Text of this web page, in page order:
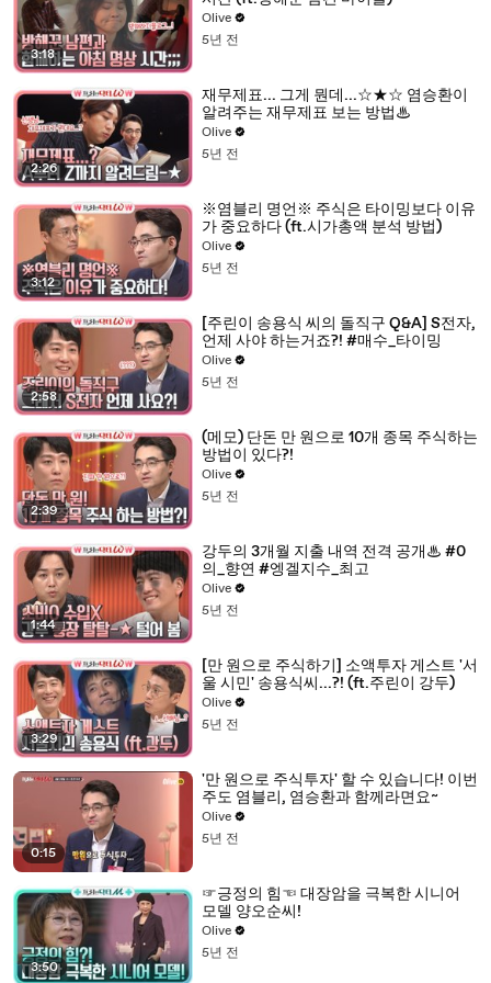
3:18
Olive
5년 전
2:26
재무제표... 그게 뭔데...☆★☆ 염승환이
알려주는 재무제표 보는 방법♨
Olive
5년 전
3:12
※염블리 명언※ 주식은 타이밍보다 이유
가 중요하다 (ft.시가총액 분석 방법)
Olive
5년 전
2:58
[주린이 송용식 씨의 돌직구 Q&A] S전자,
언제 사야 하는거죠?! #매수_타이밍
Olive
5년 전
2:39
(메모) 단돈 만 원으로 10개 종목 주식하는
방법이 있다?!
Olive
5년 전
1:44
강두의 3개월 지출 내역 전격 공개♨ #0
의_향연 #엥겔지수_최고
Olive
5년 전
3:29
[만 원으로 주식하기] 소액투자 게스트 '서
울 시민' 송용식씨...?! (ft.주린이 강두)
Olive
5년 전
0:15
'만 원으로 주식투자' 할 수 있습니다! 이번
주도 염블리, 염승환과 함께라면요~
Olive
5년 전
3:50
☞긍정의 힘☜ 대장암을 극복한 시니어
모델 양오순씨!
Olive
5년 전